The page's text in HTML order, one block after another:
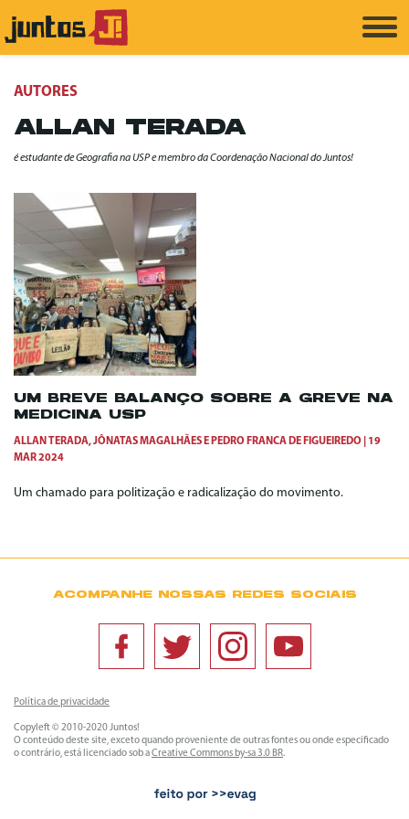
AUTORES
ALLAN TERADA
é estudante de Geografia na USP e membro da Coordenação Nacional do Juntos!
UM BREVE BALANÇO SOBRE A GREVE NA
MEDICINA USP
ALLAN TERADA,JÔNATAS MAGALHÃES E PEDRO FRANCA DE FIGUEIREDO
19
MAR 2024
Um chamado para politização e radicalização do movimento.
ACOMPANHE NOSSAS REDES SOCIAIS
Política de privacidade
Copyleft © 2010-2020 Juntos!
O conteúdo deste site, exceto quando proveniente de outras fontes ou onde especificado
o contrário, está licenciado sob aCreative Commons by-sa 3.0 BR.